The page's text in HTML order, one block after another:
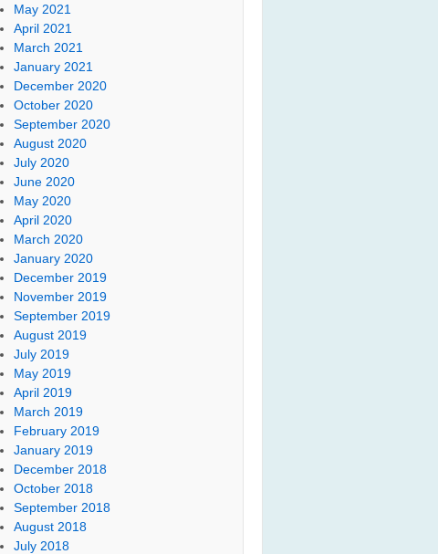
May 2021
April 2021
March 2021
January 2021
December 2020
October 2020
September 2020
August 2020
July 2020
June 2020
May 2020
April 2020
March 2020
January 2020
December 2019
November 2019
September 2019
August 2019
July 2019
May 2019
April 2019
March 2019
February 2019
January 2019
December 2018
October 2018
September 2018
August 2018
July 2018